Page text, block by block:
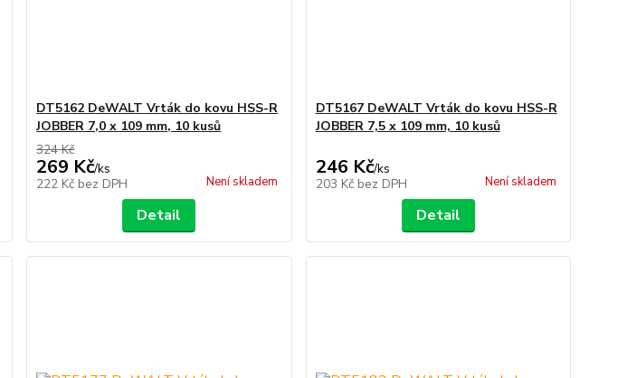
DT5162 DeWALT Vrták do kovu HSS-R
JOBBER 7,0 x 109 mm, 10 kusů
324 Kč
269 Kč/ks
222 Kč bez DPH Není skladem
Detail
DT5167 DeWALT Vrták do kovu HSS-R
JOBBER 7,5 x 109 mm, 10 kusů
246 Kč/ks
203 Kč bez DPH Není skladem
Detail